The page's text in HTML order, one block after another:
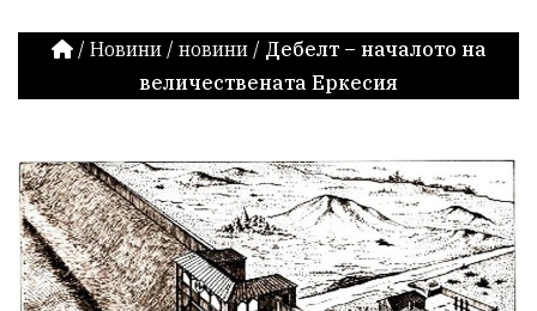
/ Новини / новини / Дебелт – началото на
величествената Еркесия